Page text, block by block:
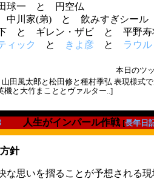
球一 と 円空仏
川家(弟) と 飲みすぎシール
下 と ギレン・ザビ と 平野寿
ィック
と きよ彦と ラウ
本日のツ
田風太郎と松田修と種村季弘 表現様式
機と大竹まこととヴァルター..]
人生がインパール作戦 [長年日
針
な思いを摺ることが予想される